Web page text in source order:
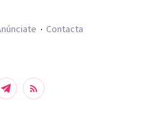
Contacta